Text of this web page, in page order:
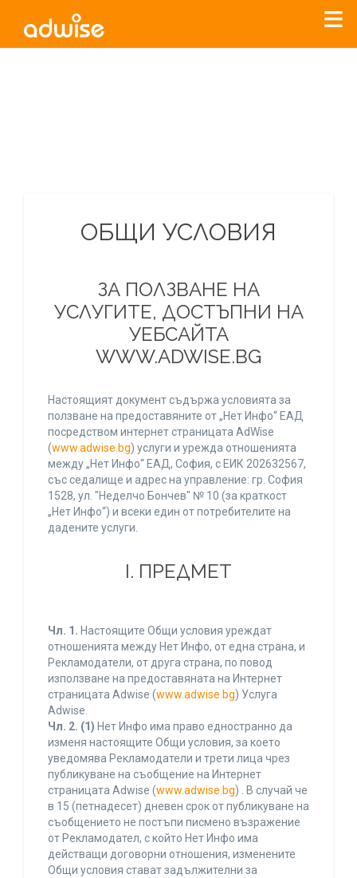
ОБЩИ УСЛОВИЯ
ЗА ПОЛЗВАНЕ НА
УСЛУГИТЕ, ДОСТЪПНИ НА
УЕБСАЙТА
WWW.ADWISE.BG
Настоящият документ съдържа условията за
ползване на предоставяните от „Нет Инфо“ ЕАД
посредством интернет страницата AdWise
(www.adwise.bg) услуги и урежда отношенията
между „Нет Инфо“ ЕАД, София, с ЕИК 202632567,
със седалище и адрес на управление: гр. София
1528, ул. "Неделчо Бончев" № 10 (за краткост
„Нет Инфо“) и всеки един от потребителите на
дадените услуги.
І. ПРЕДМЕТ
Чл. 1. Настоящите Общи условия уреждат
отношенията между Нет Инфо, от една страна, и
Рекламодатели, от друга страна, по повод
използване на предоставяната на Интернет
страницата Adwise (www.adwise.bg) Услуга
Adwise.
Чл. 2. (1) Нет Инфо има право едностранно да
изменя настоящите Общи условия, за което
уведомява Рекламодатели и трети лица чрез
публикуване на съобщение на Интернет
страницата Adwise (www.adwise.bg) . В случай че
в 15 (петнадесет) дневен срок от публикуване на
съобщението не постъпи писмено възражение
от Рекламодател, с който Нет Инфо има
действащи договорни отношения, изменените
Общи условия стават задължителни за